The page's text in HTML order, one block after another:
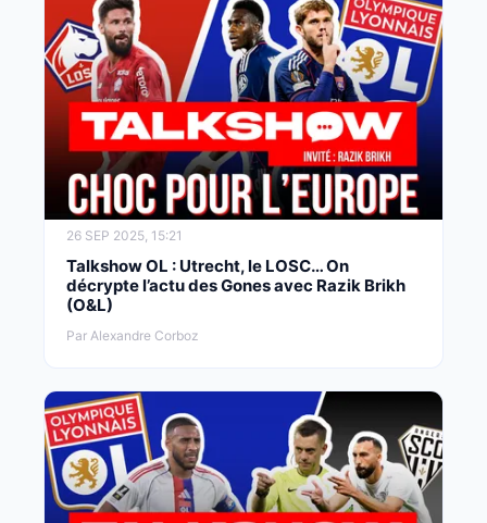
26 SEP 2025, 15:21
Talkshow OL : Utrecht, le LOSC… On
décrypte l’actu des Gones avec Razik Brikh
(O&L)
Par Alexandre Corboz